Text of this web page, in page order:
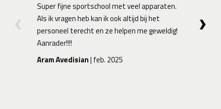
Super fijne sportschool met veel apparaten.
Als ik vragen heb kan ik ook altijd bij het
personeel terecht en ze helpen me geweldig!
Aanrader!!!!
Aram Avedisian| feb. 2025